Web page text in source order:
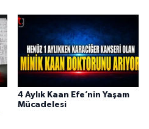
4 Aylık Kaan Efe’nin Yaşam
Mücadelesi